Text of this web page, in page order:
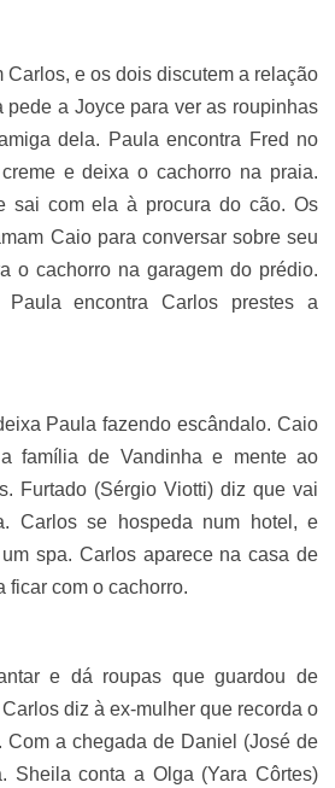
Carlos, e os dois discutem a relação
pede a Joyce para ver as roupinhas
dela. Paula encontra Fred no
e deixa o cachorro na praia.
sai com ela à procura do cão. Os
Caio para conversar sobre seu
o cachorro na garagem do prédio.
encontra Carlos prestes a
Paula fazendo escândalo. Caio
família de Vandinha e mente ao
Furtado (Sérgio Viotti) diz que vai
Carlos se hospeda num hotel, e
spa. Carlos aparece na casa de
ficar com o cachorro.
e dá roupas que guardou de
diz à ex-mulher que recorda o
Com a chegada de Daniel (José de
Sheila conta a Olga (Yara Côrtes)